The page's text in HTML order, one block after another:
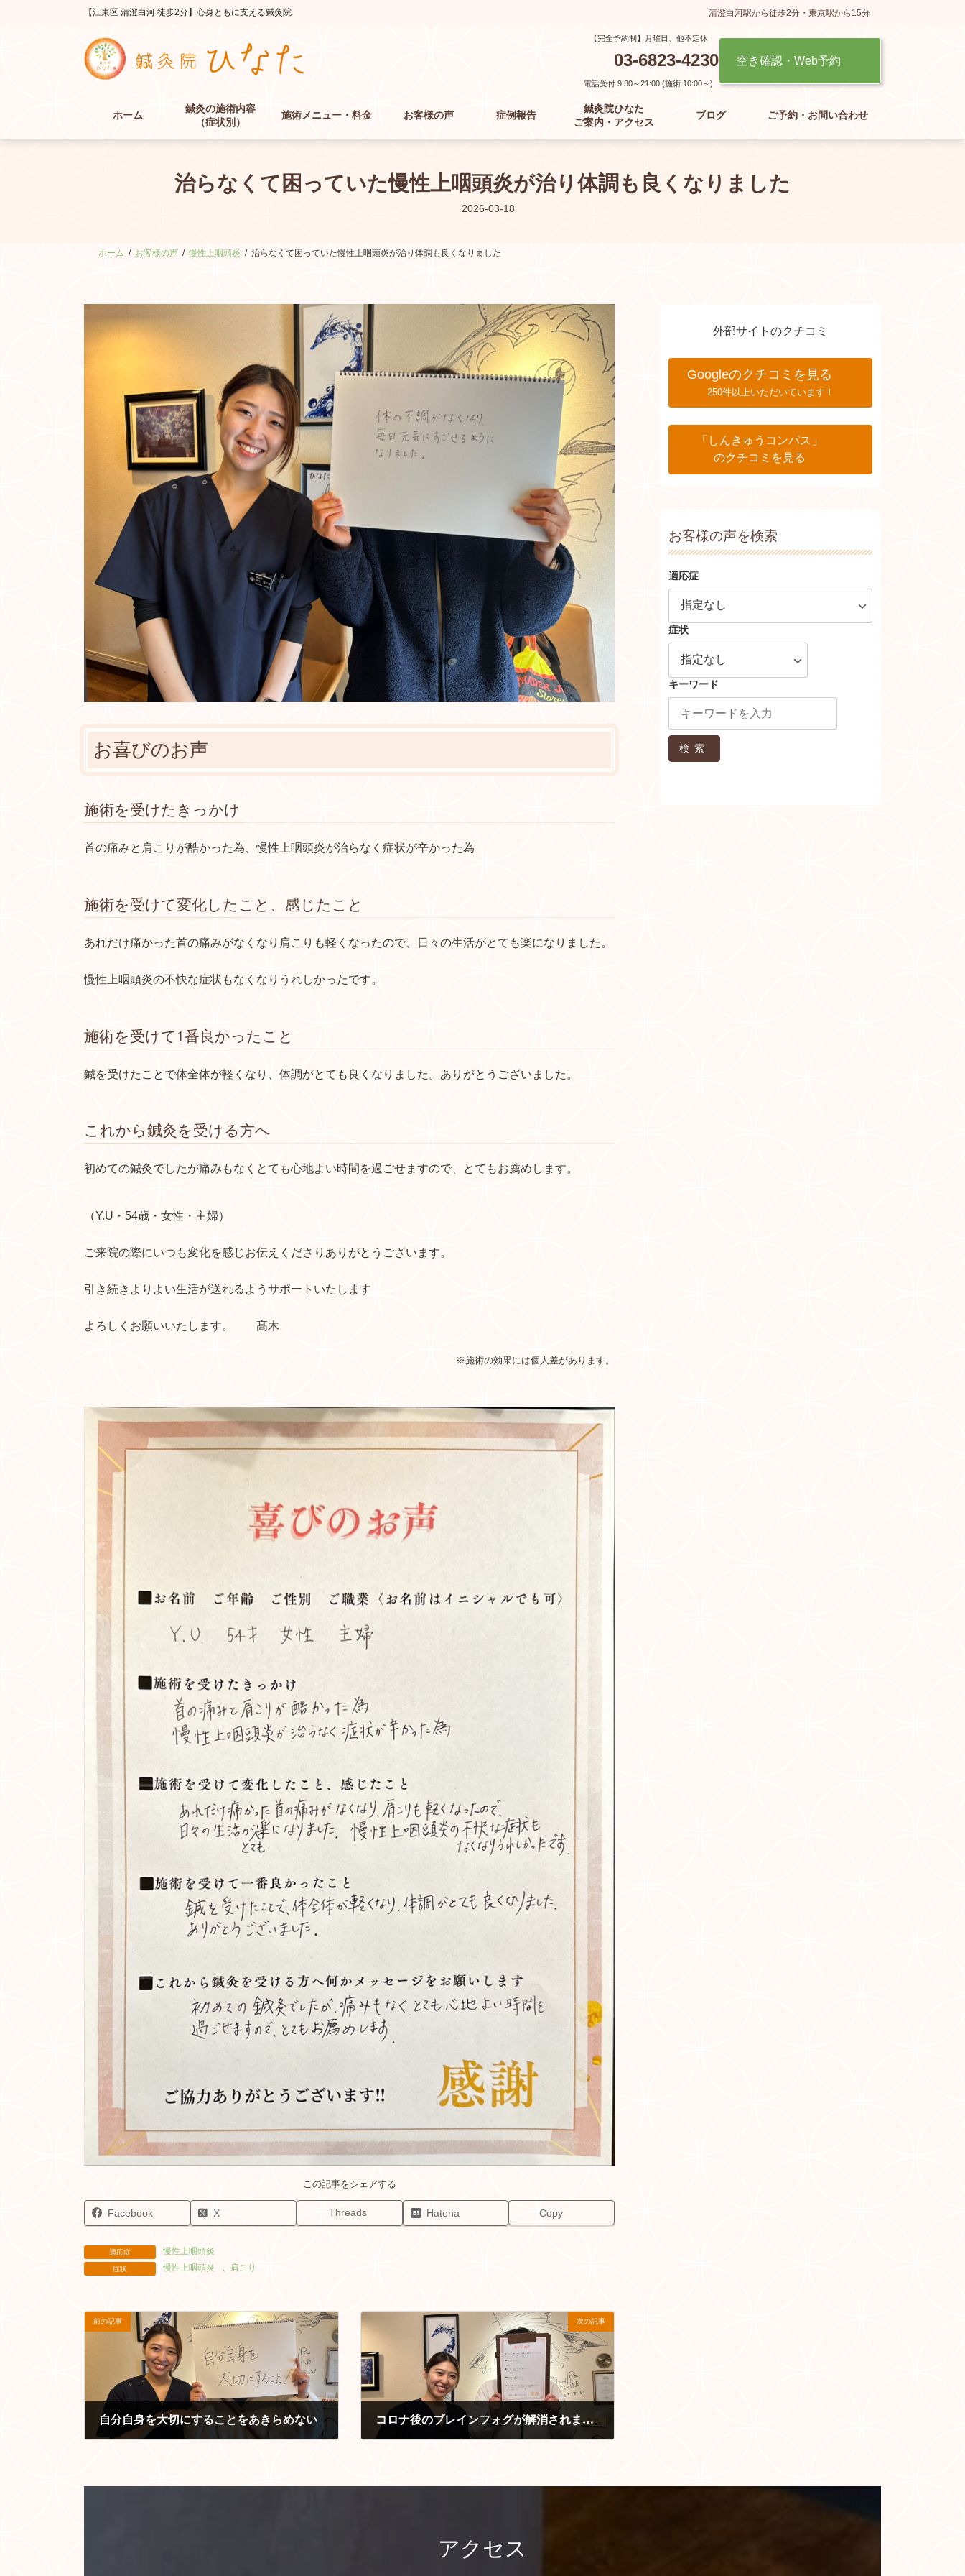
プ
動
【江東区 清澄白河 徒歩2分】心身ともに支える鍼灸院 清澄白河駅から徒歩2分・東京駅から15分
【完全予約制】月曜日、他不定休
03-6823-4230
電話受付 9:30～21:00 (施術 10:00～)
空き確認・Web予約
ホーム
鍼灸の施術内容
（症状別）
施術メニュー・料金 お客様の声 症例報告
鍼灸院ひなた
ご案内・アクセス
ブログ ご予約・お問い合わせ
治らなくて困っていた慢性上咽頭炎が治り体調も良くなりました
2026-03-18
ホーム お客様の声 慢性上咽頭炎 治らなくて困っていた慢性上咽頭炎が治り体調も良くなりました
お喜びのお声
施術を受けたきっかけ
首の痛みと肩こりが酷かった為、慢性上咽頭炎が治らなく症状が辛かった為
施術を受けて変化したこと、感じたこと
あれだけ痛かった首の痛みがなくなり肩こりも軽くなったので、日々の生活がとても楽になりました。
慢性上咽頭炎の不快な症状もなくなりうれしかったです。
施術を受けて1番良かったこと
鍼を受けたことで体全体が軽くなり、体調がとても良くなりました。ありがとうございました。
これから鍼灸を受ける方へ
初めての鍼灸でしたが痛みもなくとても心地よい時間を過ごせますので、とてもお薦めします。
（Y.U・54歳・女性・主婦）
ご来院の際にいつも変化を感じお伝えくださりありがとうございます。
引き続きよりよい生活が送れるようサポートいたします
よろしくお願いいたします。 髙木
※施術の効果には個人差があります。
Facebook X Threads Hatena Copy
適応症 慢性上咽頭炎
症状 慢性上咽頭炎 、 肩こり
前の記事
自分自身を大切にすることをあきらめない
次の記事
コロナ後のブレインフォグが解消されました
外部サイトのクチコミ
Googleのクチコミを見る
250件以上いただいています！
「しんきゅうコンパス」
のクチコミを見る
お客様の声を検索
適応症
症状
キーワード
検索
アクセス